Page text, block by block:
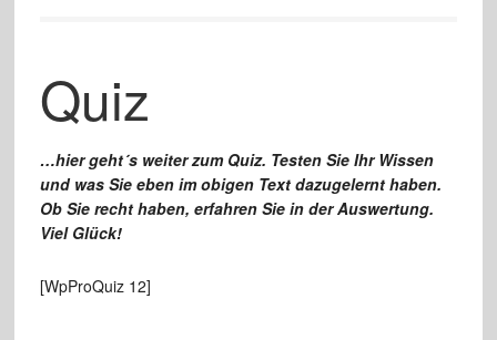
Quiz
…hier geht´s weiter zum Quiz. Testen Sie Ihr Wissen
und was Sie eben im obigen Text dazugelernt haben.
Ob Sie recht haben, erfahren Sie in der Auswertung.
Viel Glück!
[WpProQuiz 12]